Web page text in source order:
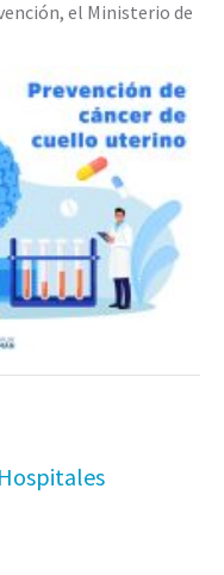
el Ministerio de